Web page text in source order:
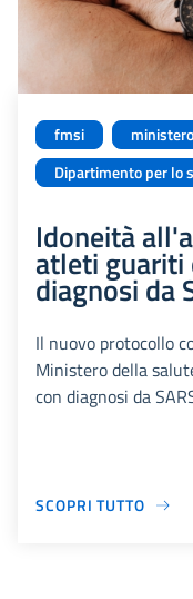
fmsi
Dipartimento per lo
Idoneità
atleti guariti
diagnosi da
Il nuovo protocollo
Ministero della
con diagnosi da
SCOPRI TUTTO